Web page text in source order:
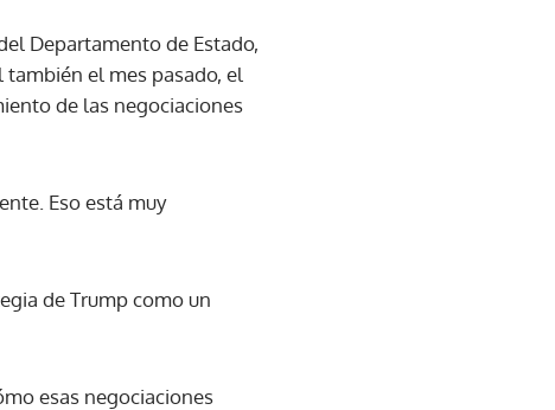
Departamento de Estado,
el mes pasado, el
de las negociaciones
Eso está muy
de Trump como un
esas negociaciones